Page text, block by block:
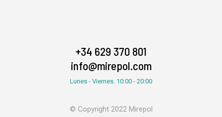
+34 629 370 801
info@mirepol.com
Lunes - Viernes. 10:00 - 20:00
© Copyright 2022 Mirepol